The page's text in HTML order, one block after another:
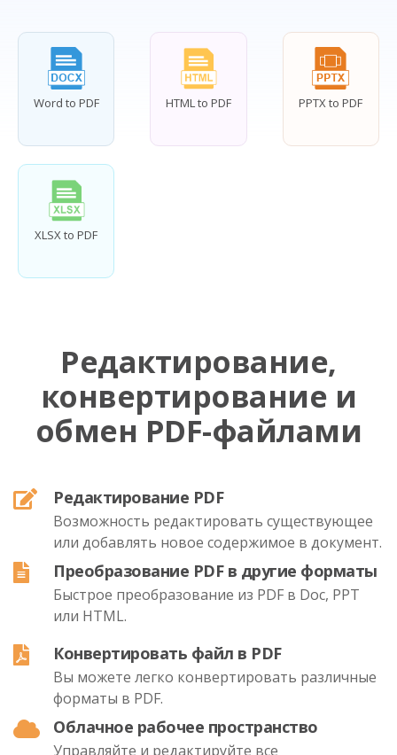
Word to PDF HTML to PDF PPTX to PDF
XLSX to PDF
Редактирование,
конвертирование и
обмен PDF-файлами
Редактирование PDF
Возможность редактировать существующее
или добавлять новое содержимое в документ.
Преобразование PDF в другие форматы
Быстрое преобразование из PDF в Doc, PPT
или HTML.
Конвертировать файл в PDF
Вы можете легко конвертировать различные
форматы в PDF.
Облачное рабочее пространство
Управляйте и редактируйте все